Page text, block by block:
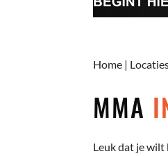
Home |
MMA
Leuk dat je wilt